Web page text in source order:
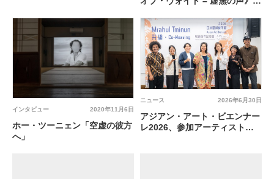
2020年11月6日
インタビュー
ホー・ツーニェン「空虚の彼方
へ」
2026年6月30日
ニュース
アジアン・アート・ビエンナー
レ2026、参加アーティストの